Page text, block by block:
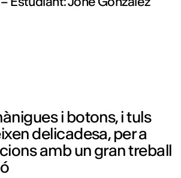
i botons, i tuls
delicadesa, per a
amb un gran treball